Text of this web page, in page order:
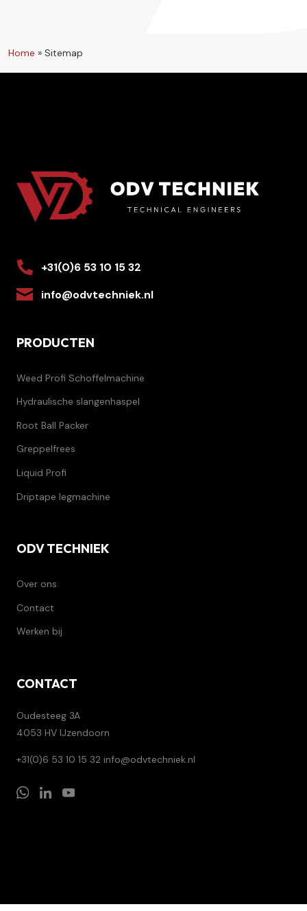
Home » Sitemap
+31(0)6 53 10 15 32
info@odvtechniek.nl
PRODUCTEN
Weed Profi Schoffelmachine
Hydraulische slangenhaspel
Root Ball Packer
Greppelfrees
Liquid Profi
Driptape legmachine
ODV TECHNIEK
Over ons
Contact
Werken bij
CONTACT
Oudesteeg 3A
4053 HV IJzendoorn
+31(0)6 53 10 15 32 info@odvtechniek.nl